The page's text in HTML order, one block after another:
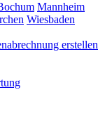
Mannheim
Wiesbaden
erstellen